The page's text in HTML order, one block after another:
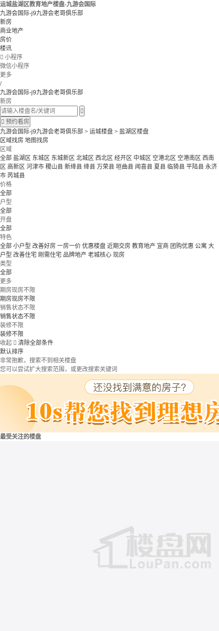
运城盐湖区教育地产楼盘-九游会国际
九游会国际-j9九游会老哥俱乐部
新房
商业地产
房价
楼讯
 小程序
微信小程序
更多
/
九游会国际-j9九游会老哥俱乐部
新房

 预约看房
九游会国际-j9九游会老哥俱乐部 > 运城楼盘 > 盐湖区楼盘
区域找房 地图找房
区域
全部 盐湖区 东城区 东城新区 北城区 西北区 经开区 中城区 空港北区 空港南区 西南
区 高新区 河津市 稷山县 新绛县 绛县 万荣县 垣曲县 闻喜县 夏县 临猗县 平陆县 永济
市 芮城县
价格
全部
户型
全部
开盘
全部
特色
全部 小户型 改善好房 一房一价 优惠楼盘 近期交房 教育地产 宜商 团购优惠 公寓 大
户型 改善住宅 刚需住宅 品牌地产 老城核心 现房
类型
全部
更多
期房现房不限
期房现房不限
销售状态不限
销售状态不限
装修不限
装修不限
收起  清除全部条件
默认排序
非常抱歉，搜索不到相关楼盘
您可以尝试扩大搜索范围，或更改搜索关键词
最受关注的楼盘